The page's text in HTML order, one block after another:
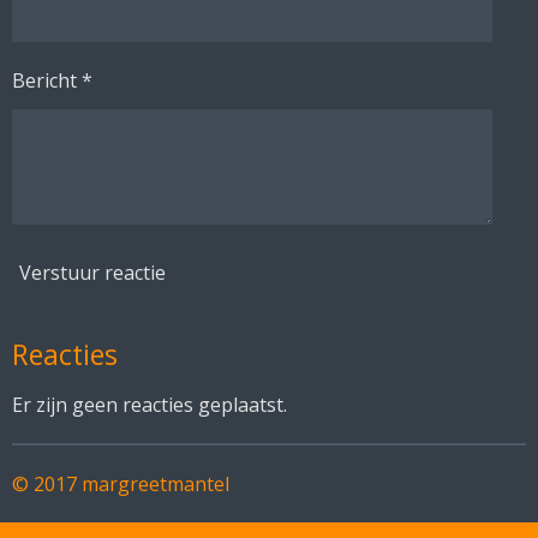
Bericht *
Verstuur reactie
Reacties
Er zijn geen reacties geplaatst.
© 2017 margreetmantel